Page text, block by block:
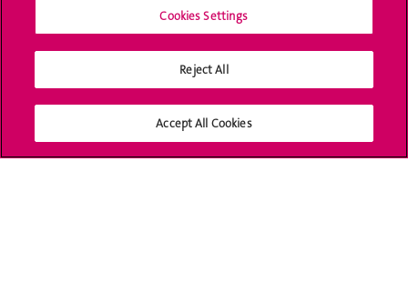
Bibliothèque
Médias sociaux UNIGE
Cookies Settings
Reject All
Accept All Cookies